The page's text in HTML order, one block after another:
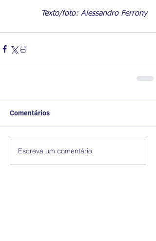
Texto/foto: Alessandro Ferrony
Comentários
Escreva um comentário